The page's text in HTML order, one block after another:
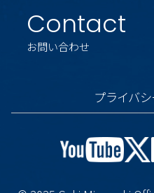
Contact
お問い合わせ
プライバ